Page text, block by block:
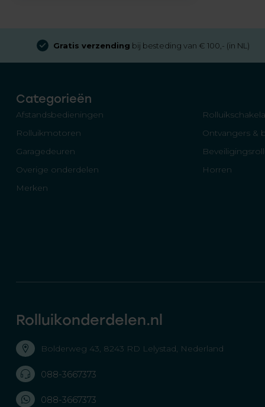
Gratis verzending bij besteding van € 100,- (in NL)
Categorieën
Afstandsbedieningen
Rolluikmotoren
Ontvangers &
Garagedeuren
Overige onderdelen
Horren
Merken
Rolluikonderdelen.nl
Bolderweg 43, 8243 RD Lelystad, Nederland
088-3667373
088-3667373